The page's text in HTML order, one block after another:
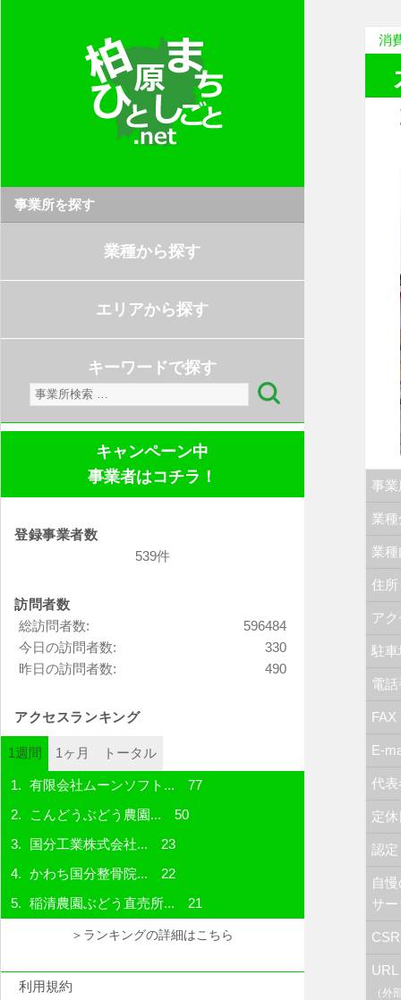
事業所を探す
業種から探す
エリアから探す
キーワードで探す
検
索:
キャンペーン中
事業者はコチラ！
登録事業者数
539件
訪問者数
596484
総訪問者数:
330
今日の訪問者数:
490
昨日の訪問者数:
アクセスランキング
1週間 1ヶ月 トータル
有限会社ムーンソフト... 77
こんどうぶどう農園... 50
国分工業株式会社... 23
かわち国分整骨院... 22
稲清農園ぶどう直売所... 21
＞ランキングの詳細はこちら
利用規約
消
事業
業
業
住所
ア
駐車
電
FAX
E-
代
定休
認
自
サ
URL
（外